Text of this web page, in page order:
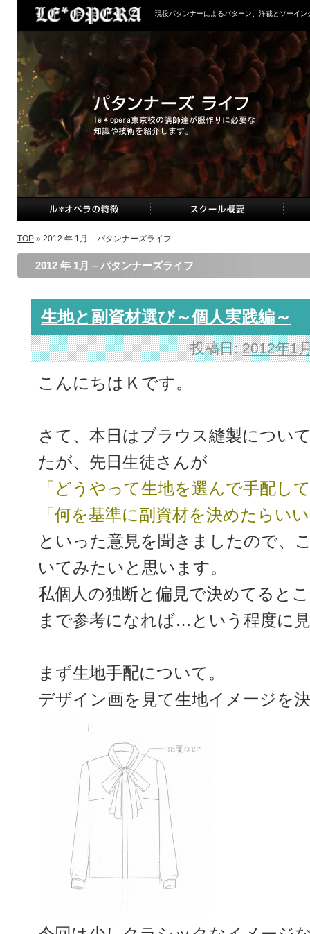
現役パタンナーによるパターン、洋裁とソーイン
TOP » 2012 年 1月 – パタンナーズライフ
2012 年 1月 – パタンナーズライフ
生地と副資材選び～個人実践編～
投稿日: 2012年1
こんにちはＫです。
さて、本日はブラウス縫製につい
たが、先日生徒さんが
「どうやって生地を選んで手配し
「何を基準に副資材を決めたらい
といった意見を聞きましたので、
いてみたいと思います。
私個人の独断と偏見で決めてると
まで参考になれば…という程度に
まず生地手配について。
デザイン画を見て生地イメージを